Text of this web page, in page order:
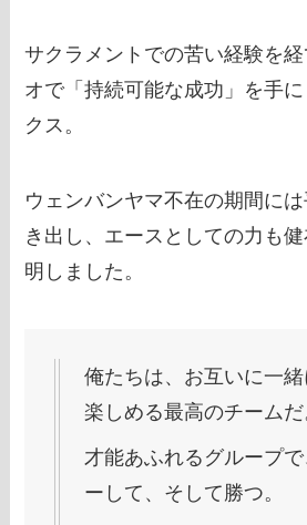
サクラメントでの苦い経験を
オで「持続可能な成功」を手
クス。
ウェンバンヤマ不在の期間に
き出し、エースとしての力も
明しました。
俺たちは、お互いに一
楽しめる最高のチームだ
才能あふれるグループ
ーして、そして勝つ。